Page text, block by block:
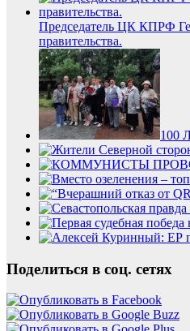
Председатель ЦК КПРФ
правительства.
100
Поделиться в соц. сетях